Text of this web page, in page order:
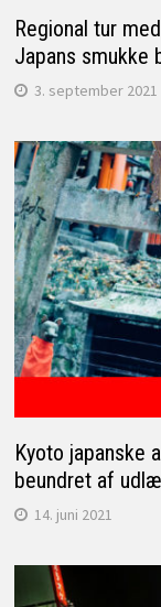
Regional tur
Japans smukke
3. september 2021
Kyoto japanske
beundret af
14. juni 2021